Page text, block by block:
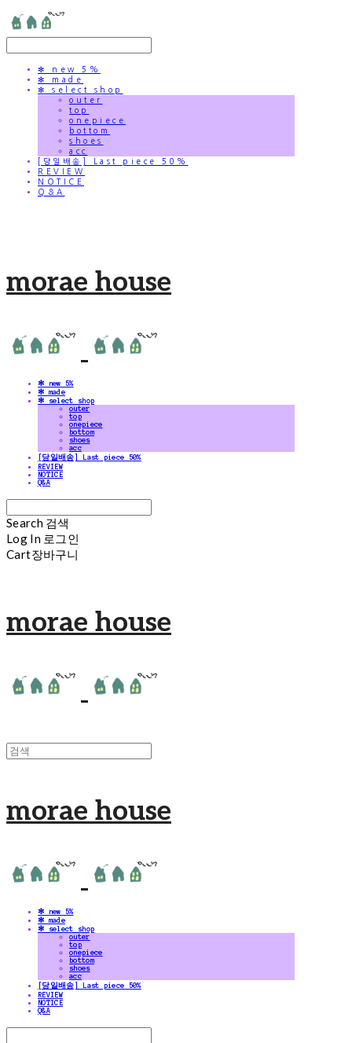
✻ new 5%
✻ made
✻ select shop
outer
top
onepiece
bottom
shoes
acc
[당일배송] Last piece 50%
REVIEW
NOTICE
Q&A
morae house
✻ new 5%
✻ made
✻ select shop
outer
top
onepiece
bottom
shoes
acc
[당일배송] Last piece 50%
REVIEW
NOTICE
Q&A
Search 검색
Log In 로그인
Cart장바구니
morae house
morae house
✻ new 5%
✻ made
✻ select shop
outer
top
onepiece
bottom
shoes
acc
[당일배송] Last piece 50%
REVIEW
NOTICE
Q&A